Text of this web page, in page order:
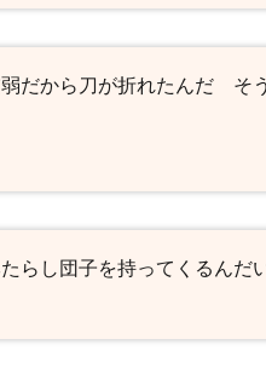
だから刀が折れたんだ そ
らし団子を持ってくるんだ